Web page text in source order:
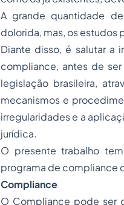
A grande quantidade
dolorida, mas, os estudos
Diante disso, é salutar a
compliance, antes de
legislação brasileira,
mecanismos e
irregularidades e a
jurídica.
O presente trabalho
programa de compliance
Compliance
O Compliance pode ser